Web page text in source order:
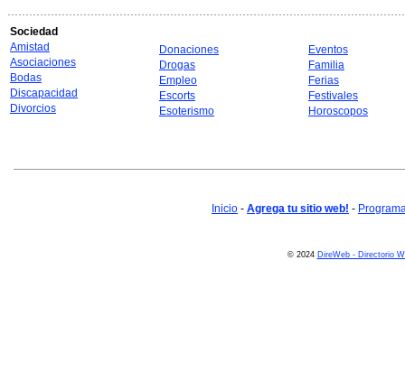
Sociedad
Amistad
Asociaciones
Bodas
Discapacidad
Divorcios
Donaciones
Drogas
Empleo
Escorts
Esoterismo
Eventos
Familia
Ferias
Festivales
Horoscopos
Inicio - Agrega tu sitio web! -
© 2024 DireWeb - Directorio